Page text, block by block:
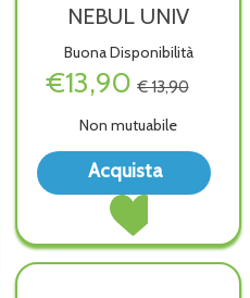
ISOMAR
alla
NEBUL UNIV
Buona Disponibilità
€13,90 € 13,90
Non mutuabile
Acquista
Acquista
NEBUL
UNIV al